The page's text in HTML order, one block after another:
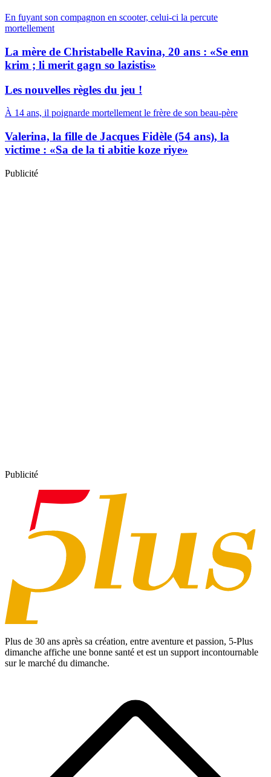
En fuyant son compagnon en scooter, celui-ci la percute
mortellement
La mère de Christabelle Ravina, 20 ans : «Se enn
krim ; li merit gagn so lazistis»
Les nouvelles règles du jeu !
À 14 ans, il poignarde mortellement le frère de son beau-père
Valerina, la fille de Jacques Fidèle (54 ans), la
victime : «Sa de la ti abitie koze riye»
Publicité
Publicité
Plus de 30 ans après sa création, entre aventure et passion, 5-Plus
dimanche affiche une bonne santé et est un support incontournable
sur le marché du dimanche.